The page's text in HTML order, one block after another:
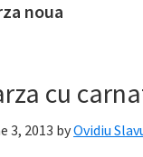
noua
cu
3, 2013 byOvidiu